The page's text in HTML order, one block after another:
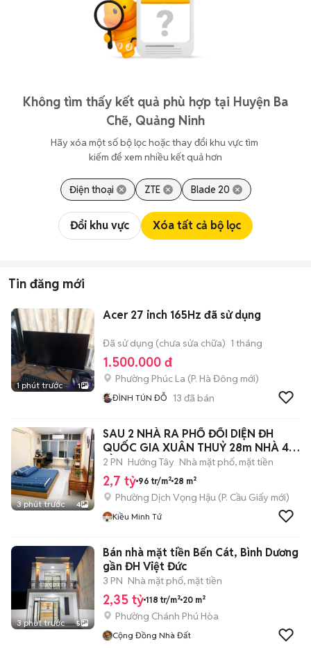
Không tìm thấy kết quả phù hợp tại Huyện Ba
Chẽ, Quảng Ninh
Hãy xóa một số bộ lọc hoặc thay đổi khu vực tìm
kiếm để xem nhiều kết quả hơn
Điện thoại ZTE Blade 20
Đổi khu vực Xóa tất cả bộ lọc
Tin đăng mới
1 phút trước 1
Acer 27 inch 165Hz đã sử dụng
Đã sử dụng (chưa sửa chữa) 1 tháng
1.500.000 đ
Phường Phúc La (P. Hà Đông mới)
ĐÌNH TÚN ĐỖ 13 đã bán
3 phút trước 4
SAU 2 NHÀ RA PHỐ ĐỐI DIỆN ĐH
QUỐC GIA XUÂN THUỶ 28m NHÀ 4
TẦNG 2 Ty7
2 PN Hướng Tây Nhà mặt phố, mặt tiền
2,7 tỷ 96 tr/m² 28 m²
Phường Dịch Vọng Hậu (P. Cầu Giấy mới)
Kiều Minh Tứ
3 phút trước 5
Bán nhà mặt tiền Bến Cát, Bình Dương
gần ĐH Việt Đức
3 PN Nhà mặt phố, mặt tiền
2,35 tỷ 118 tr/m² 20 m²
Phường Chánh Phú Hòa
Cộng Đồng Nhà Đất